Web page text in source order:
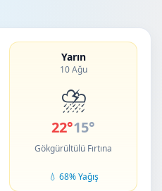
Yarın
10 Ağu
⛈️
22°15°
Gökgürültülü Fırtına
💧 68% Yağış